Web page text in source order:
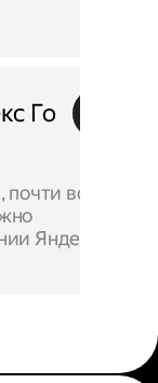
Го
все
Яндекс